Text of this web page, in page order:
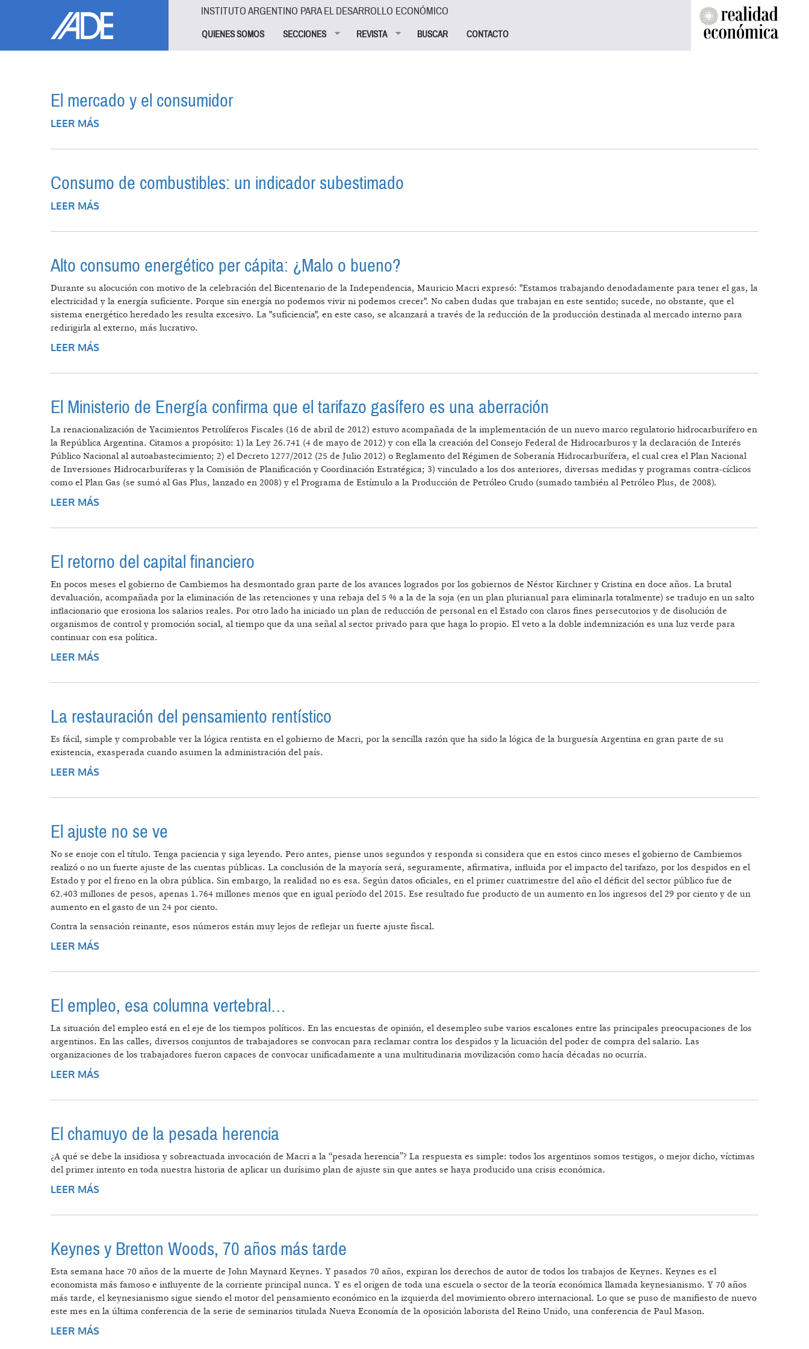
INSTITUTO ARGENTINO PARA EL DESARROLLO ECONÓMICO
QUIENES SOMOS SECCIONES REVISTA BUSCAR CONTACTO
El mercado y el consumidor
LEER MÁS
Consumo de combustibles: un indicador subestimado
LEER MÁS
Alto consumo energético per cápita: ¿Malo o bueno?
Durante su alocución con motivo de la celebración del Bicentenario de la Independencia, Mauricio Macri expresó: "Estamos trabajando denodadamente para tener el gas, la
electricidad y la energía suficiente. Porque sin energía no podemos vivir ni podemos crecer". No caben dudas que trabajan en este sentido; sucede, no obstante, que el
sistema energético heredado les resulta excesivo. La "suficiencia", en este caso, se alcanzará a través de la reducción de la producción destinada al mercado interno para
redirigirla al externo, más lucrativo.
LEER MÁS
El Ministerio de Energía confirma que el tarifazo gasífero es una aberración
La renacionalización de Yacimientos Petrolíferos Fiscales (16 de abril de 2012) estuvo acompañada de la implementación de un nuevo marco regulatorio hidrocarburífero en
la República Argentina. Citamos a propósito: 1) la Ley 26.741 (4 de mayo de 2012) y con ella la creación del Consejo Federal de Hidrocarburos y la declaración de Interés
Público Nacional al autoabastecimiento; 2) el Decreto 1277/2012 (25 de Julio 2012) o Reglamento del Régimen de Soberanía Hidrocarburífera, el cual crea el Plan Nacional
de Inversiones Hidrocarburíferas y la Comisión de Planificación y Coordinación Estratégica; 3) vinculado a los dos anteriores, diversas medidas y programas contra-cíclicos
como el Plan Gas (se sumó al Gas Plus, lanzado en 2008) y el Programa de Estímulo a la Producción de Petróleo Crudo (sumado también al Petróleo Plus, de 2008).
LEER MÁS
El retorno del capital financiero
En pocos meses el gobierno de Cambiemos ha desmontado gran parte de los avances logrados por los gobiernos de Néstor Kirchner y Cristina en doce años. La brutal
devaluación, acompañada por la eliminación de las retenciones y una rebaja del 5 % a la de la soja (en un plan plurianual para eliminarla totalmente) se tradujo en un salto
inflacionario que erosiona los salarios reales. Por otro lado ha iniciado un plan de reducción de personal en el Estado con claros fines persecutorios y de disolución de
organismos de control y promoción social, al tiempo que da una señal al sector privado para que haga lo propio. El veto a la doble indemnización es una luz verde para
continuar con esa política.
LEER MÁS
La restauración del pensamiento rentístico
Es fácil, simple y comprobable ver la lógica rentista en el gobierno de Macri, por la sencilla razón que ha sido la lógica de la burguesía Argentina en gran parte de su
existencia, exasperada cuando asumen la administración del país.
LEER MÁS
El ajuste no se ve
No se enoje con el título. Tenga paciencia y siga leyendo. Pero antes, piense unos segundos y responda si considera que en estos cinco meses el gobierno de Cambiemos
realizó o no un fuerte ajuste de las cuentas públicas. La conclusión de la mayoría será, seguramente, afirmativa, influida por el impacto del tarifazo, por los despidos en el
Estado y por el freno en la obra pública. Sin embargo, la realidad no es esa. Según datos oficiales, en el primer cuatrimestre del año el déficit del sector público fue de
62.403 millones de pesos, apenas 1.764 millones menos que en igual período del 2015. Ese resultado fue producto de un aumento en los ingresos del 29 por ciento y de un
aumento en el gasto de un 24 por ciento.
Contra la sensación reinante, esos números están muy lejos de reflejar un fuerte ajuste fiscal.
LEER MÁS
El empleo, esa columna vertebral…
La situación del empleo está en el eje de los tiempos políticos. En las encuestas de opinión, el desempleo sube varios escalones entre las principales preocupaciones de los
argentinos. En las calles, diversos conjuntos de trabajadores se convocan para reclamar contra los despidos y la licuación del poder de compra del salario. Las
organizaciones de los trabajadores fueron capaces de convocar unificadamente a una multitudinaria movilización como hacía décadas no ocurría.
LEER MÁS
El chamuyo de la pesada herencia
¿A qué se debe la insidiosa y sobreactuada invocación de Macri a la “pesada herencia”? La respuesta es simple: todos los argentinos somos testigos, o mejor dicho, víctimas
del primer intento en toda nuestra historia de aplicar un durísimo plan de ajuste sin que antes se haya producido una crisis económica.
LEER MÁS
Keynes y Bretton Woods, 70 años más tarde
Esta semana hace 70 años de la muerte de John Maynard Keynes. Y pasados 70 años, expiran los derechos de autor de todos los trabajos de Keynes. Keynes es el
economista más famoso e influyente de la corriente principal nunca. Y es el origen de toda una escuela o sector de la teoría económica llamada keynesianismo. Y 70 años
más tarde, el keynesianismo sigue siendo el motor del pensamiento económico en la izquierda del movimiento obrero internacional. Lo que se puso de manifiesto de nuevo
este mes en la última conferencia de la serie de seminarios titulada Nueva Economía de la oposición laborista del Reino Unido, una conferencia de Paul Mason.
LEER MÁS